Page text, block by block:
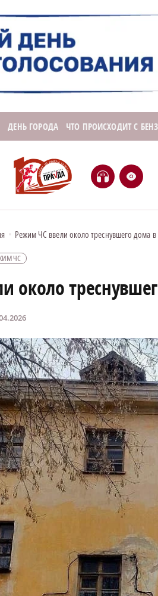
ДЕНЬ ГОРОДА ЧТО ПРОИСХОДИТ С
H e
• Режим ЧС ввели около треснувшего дома в
ЧС
около